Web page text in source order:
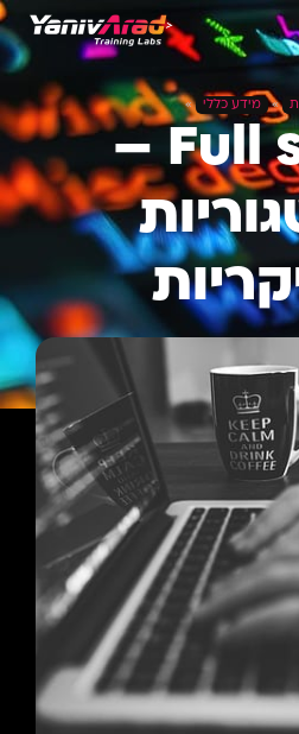
» מידע כללי »
Full stack –